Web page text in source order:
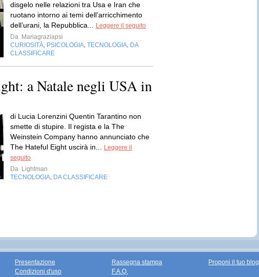
disgelo nelle relazioni tra Usa e Iran che
ruotano intorno ai temi dell’arricchimento
dell’urani, la Repubblica...
Leggere il seguito
Da Mariagraziapsi
CURIOSITÀ PSICOLOGIA TECNOLOGIA DA
CLASSIFICARE
a Natale negli USA in
di Lucia Lorenzini Quentin Tarantino non
smette di stupire. Il regista e la The
Weinstein Company hanno annunciato che
The Hateful Eight uscirà in...
Leggere il
seguito
Da Lightman
TECNOLOGIA DA CLASSIFICARE
Presentazione
Condizioni d'uso
Rassegna stampa
F.A.Q.
Proponi il tuo blog